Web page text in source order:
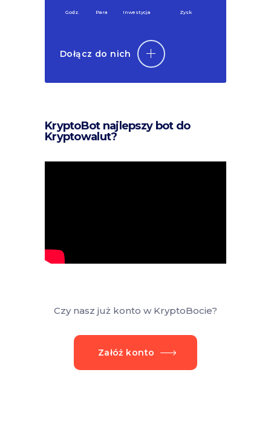
Godz. Para Inwestycja Zysk
Dołącz do nich
KryptoBot najlepszy bot do
Kryptowalut?
Czy nasz już konto w KryptoBocie?
Załóż konto